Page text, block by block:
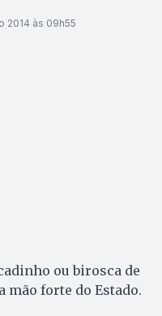
2014 às 09h55
ou birosca de
mão forte do Estado.